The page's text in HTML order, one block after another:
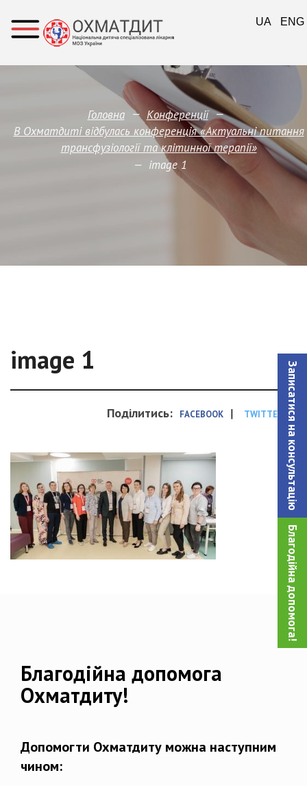
Записатися на консультацiю
Благодійна допомога!
Головна — Конференції —
В Охматдиті відбулась конференція «Актуальні питання
трансфузіології та клітинної терапії»
— image 1
image 1
Поділитись: FACEBOOK | TWITTER
Благодійна допомога
Охматдиту!
Допомогти Охматдиту можна наступним
чином:
UA ENG